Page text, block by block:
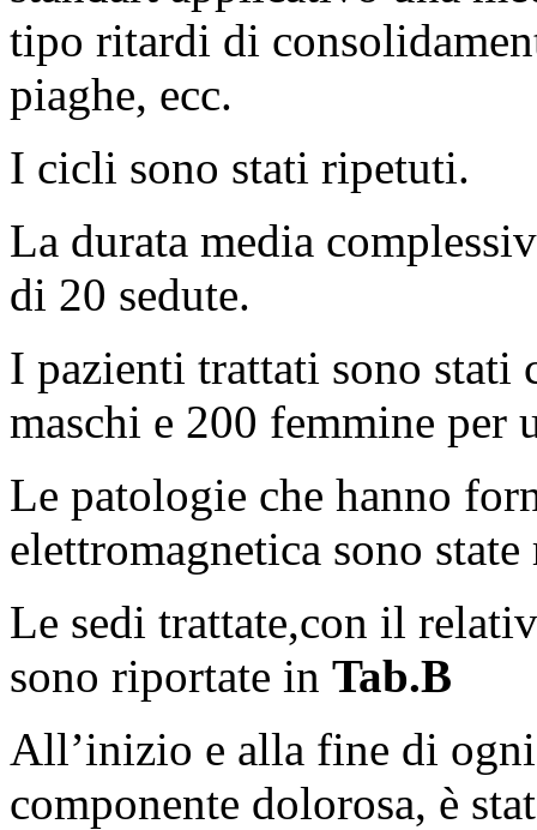
tipo ritardi di
piaghe, ecc.
I cicli sono stati ripetuti.
La durata media
di 20 sedute.
I pazienti trattati sono stati
maschi e 200 femmine per
Le patologie che hanno
elettromagnetica sono
Le sedi trattate,con il
sono riportate in Tab.B
All’inizio e alla fine di
componente dolorosa, è